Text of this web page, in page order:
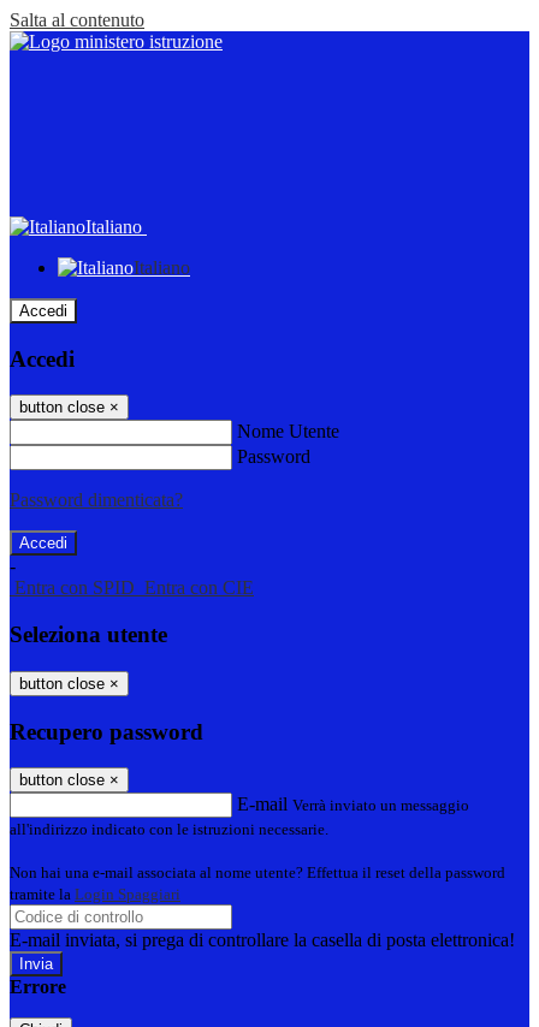
Salta al contenuto
Italiano
Italiano
Accedi
Accedi
button close ×
Nome Utente
Password
Password dimenticata?
-
Entra con SPID Entra con CIE
Seleziona utente
button close ×
Recupero password
button close ×
E-mail Verrà inviato un messaggio
all'indirizzo indicato con le istruzioni necessarie.
Non hai una e-mail associata al nome utente? Effettua il reset della password
tramite la Login Spaggiari
E-mail inviata, si prega di controllare la casella di posta elettronica!
Errore